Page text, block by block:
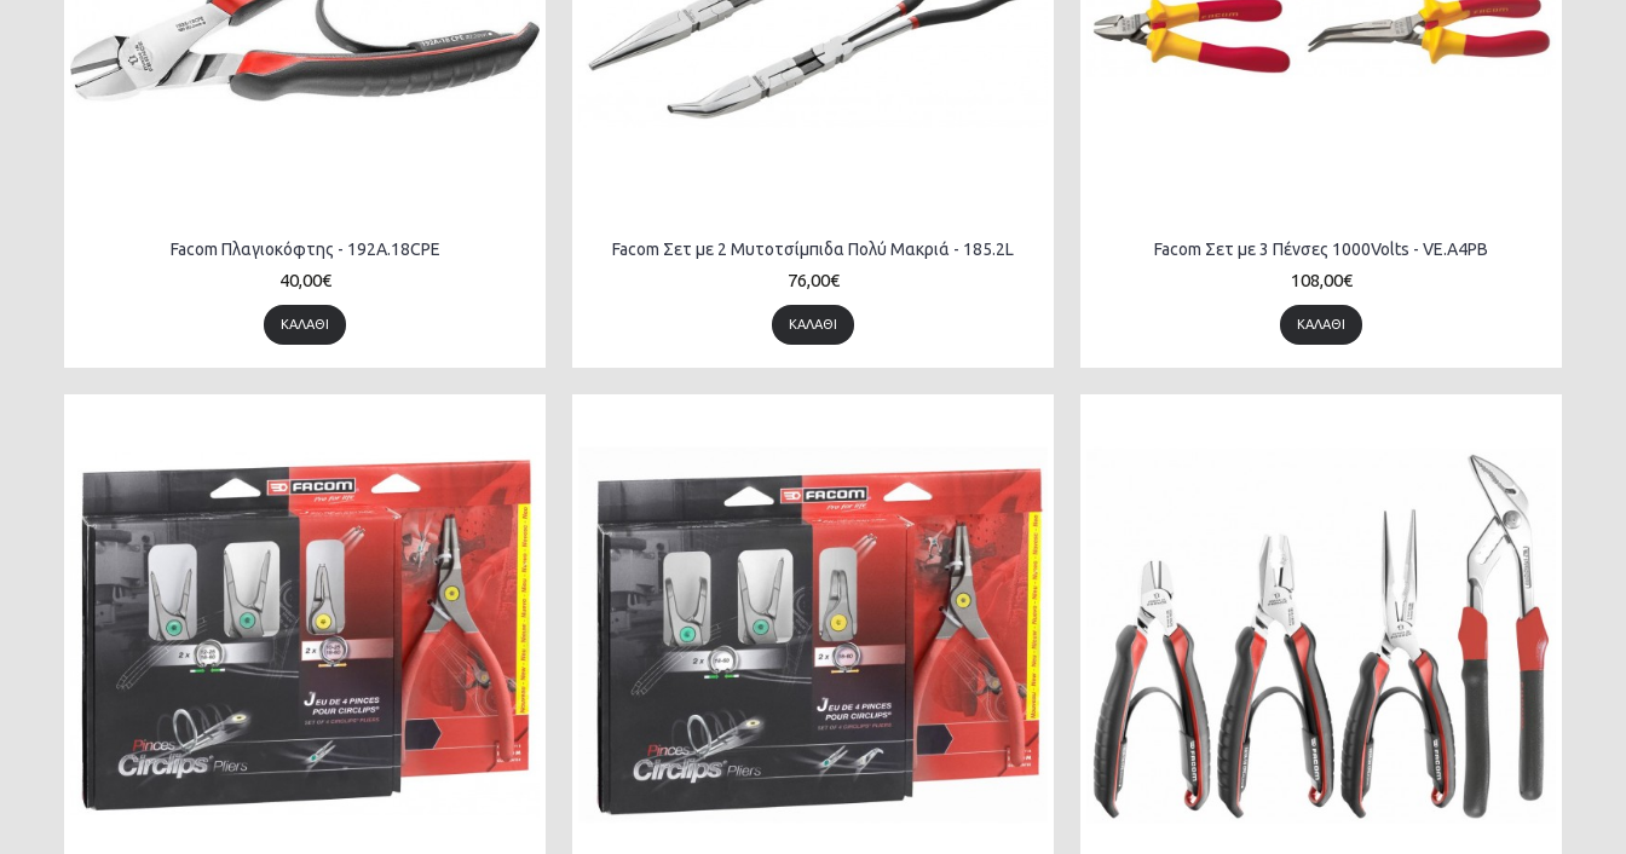
Facom Πλαγιοκόφτης - 192A.18CPE
40,00€
ΚΑΛΆΘΙ
Facom Σετ με 2 Μυτοτσίμπιδα Πολύ Μακριά - 185.2L
76,00€
ΚΑΛΆΘΙ
Facom Σετ με 3 Πένσες 1000Volts - VE.A4PB
108,00€
ΚΑΛΆΘΙ